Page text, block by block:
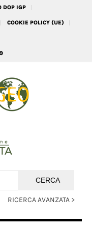
DOP IGP
COOKIE POLICY (UE)
RICERCA AVANZATA >